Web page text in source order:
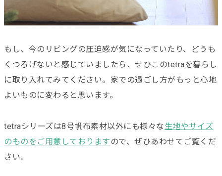
もし、今のリビングの圧迫感が気になっていたり、どうも
くつろげないと感じていましたら、ぜひこのtetraを暮らし
に取り入れてみてください。家での過ごし方がもっと心地
よいものに変わると思います。
tetraシリーズは8号帆布素材以外にも様々な生地やサイズ
のものをご用意しております ので、ぜひあわせてご覧くだ
さい。